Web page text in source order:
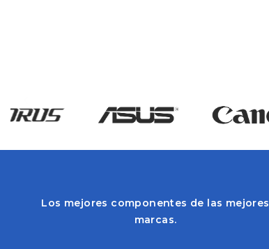
Los mejores componentes de las mejores
marcas.